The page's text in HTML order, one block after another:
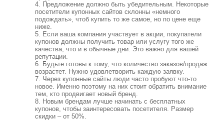
Предложение должно быть убедительным. Некоторые
посетители купонных сайтов склонны «немного
подождать», чтоб купить то же самое, но по цене еще
ниже.
Если ваша компания участвует в акции, покупатели
купонов должны получить товар или услугу того же
качества, что и в обычные дни. Это важно для вашей
репутации.
Будьте готовы к тому, что количество заказов/продаж
возрастет. Нужно удовлетворить каждую заявку.
Через купонные сайты люди часто пробуют что-то
новое. Именно поэтому на них стоит обратить внимание
тем, кто продвигает новый бренд.
Новым брендам лучше начинать с бесплатных
купонов, чтобы заинтересовать посетителя. Размер
скидки – от 50%.